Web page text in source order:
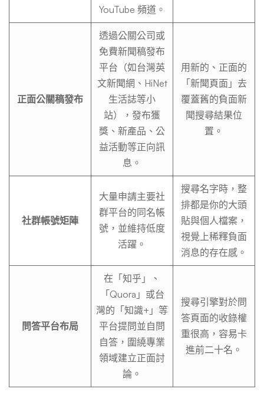
YouTube 頻道。
正面公關稿發布
透過公關公司或
免費新聞稿發布
平台（如台灣英
文新聞網、HiNet
生活誌等小
站），發布獲
獎、新產品、公
益活動等正向訊
息。
用新的、正面的
「新聞頁面」去
覆蓋舊的負面新
聞搜尋結果位
置。
社群帳號矩陣
大量申請主要社
群平台的同名帳
號，並維持低度
活躍。
搜尋名字時，整
排都是你的大頭
貼與個人檔案，
視覺上稀釋負面
消息的存在感。
問答平台布局
在「知乎」、
「Quora」或台
灣的「知識+」等
平台提問並自問
自答，圍繞專業
領域建立正面討
論。
搜尋引擎對於問
答頁面的收錄權
重很高，容易卡
進前二十名。